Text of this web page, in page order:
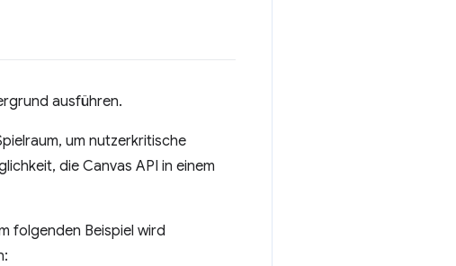
ausführen.
um nutzerkritische
die Canvas API in einem
folgenden Beispiel wird